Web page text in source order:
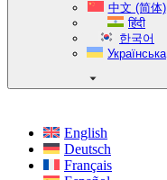
中文 (简体)
हिंदी
한국어
Українська
English
Deutsch
Français